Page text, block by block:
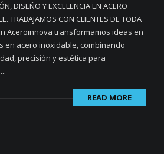
DISEÑO Y EXCELENCIA EN ACERO
TRABAJAMOS CON CLIENTES DE TODA
Aceroinnova transformamos ideas en
en acero inoxidable, combinando
precisión y estética para
READ MORE